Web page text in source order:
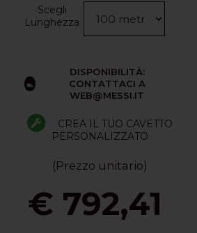
Scegli
Lunghezza
DISPONIBILITÀ:
CONTATTACI A
WEB@MESSI.IT
CREA IL TUO CAVETTO
PERSONALIZZATO
(Prezzo unitario)
€ 792,41